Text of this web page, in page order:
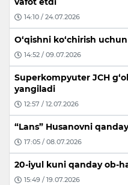
14:10 / 24.07.2026
O‘qishni ko‘chirish
14:52 / 09.07.2026
Superkompyuter JCH
yangiladi
12:57 / 12.07.2026
“Lans” Husanovni
17:05 / 08.07.2026
20-iyul kuni qanday ob-
15:49 / 19.07.2026